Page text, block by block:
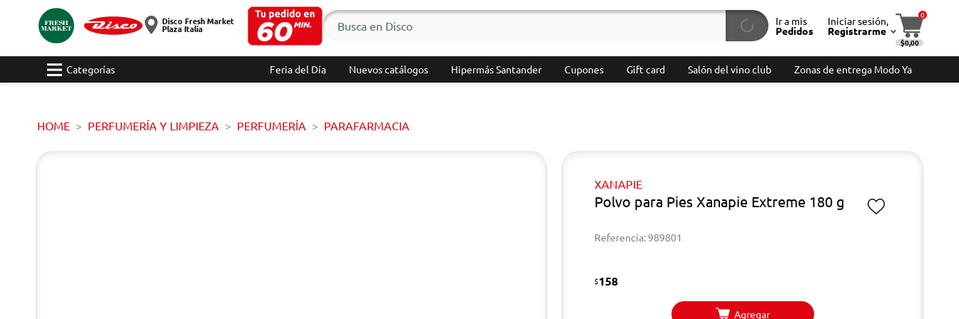
Disco Fresh Market
Plaza Italia
Ir a mis
Pedidos
Iniciar sesión,
Registrarme
0
$0,00
Categorías Feria del Día Nuevos catálogos Hipermás Santander Cupones Gift card Salón del vino club Zonas de entrega Modo Ya
HOME PERFUMERÍA Y LIMPIEZA PERFUMERÍA PARAFARMACIA
XANAPIE
Polvo para Pies Xanapie Extreme 180 g
Referencia: 989801
$158
Agregar